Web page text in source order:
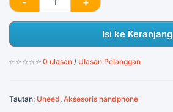
Isi ke Keranjang
0 ulasan / Ulasan Pelanggan
Tautan: Uneed, Aksesoris handphone